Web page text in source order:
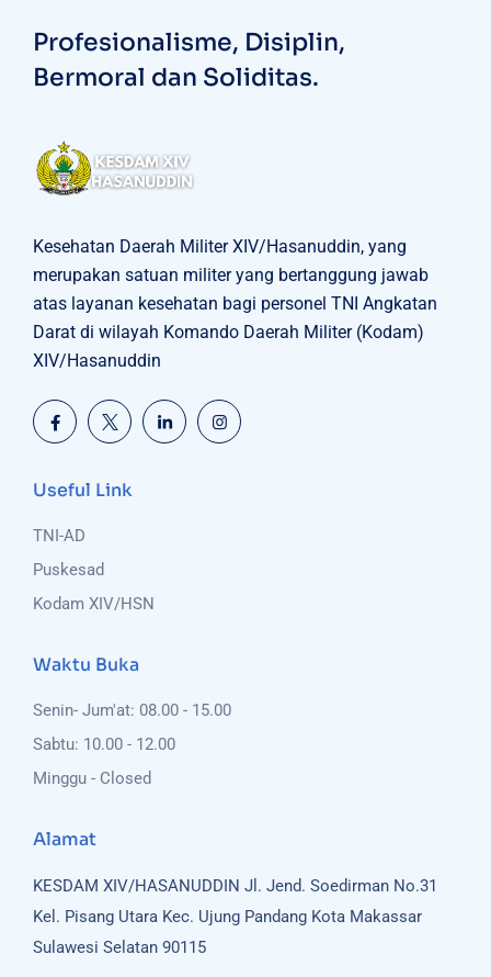
Profesionalisme, Disiplin,
Bermoral dan Soliditas.
Kesehatan Daerah Militer XIV/Hasanuddin, yang
merupakan satuan militer yang bertanggung jawab
atas layanan kesehatan bagi personel TNI Angkatan
Darat di wilayah Komando Daerah Militer (Kodam)
XIV/Hasanuddin
Useful Link
TNI-AD
Puskesad
Kodam XIV/HSN
Waktu Buka
Senin- Jum'at: 08.00 - 15.00
Sabtu: 10.00 - 12.00
Minggu - Closed
Alamat
KESDAM XIV/HASANUDDIN Jl. Jend. Soedirman No.31
Kel. Pisang Utara Kec. Ujung Pandang Kota Makassar
Sulawesi Selatan 90115